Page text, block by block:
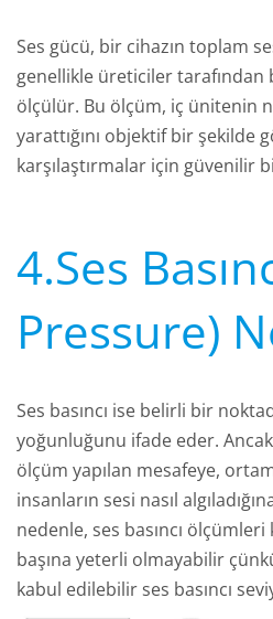
Ses gücü, bir cihazın toplam
genellikle üreticiler
ölçülür. Bu ölçüm, iç ünitenin
yarattığını objektif bir şekilde
karşılaştırmalar için güvenilir
4.Ses
Pressure)
Ses basıncı ise belirli bir
yoğunluğunu ifade eder. Ancak
ölçüm yapılan mesafeye,
insanların sesi nasıl
nedenle, ses basıncı
başına yeterli olmayabilir
kabul edilebilir ses basıncı